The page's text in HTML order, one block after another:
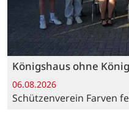
Königshaus ohne König
06.08.2026
Schützenverein Farven